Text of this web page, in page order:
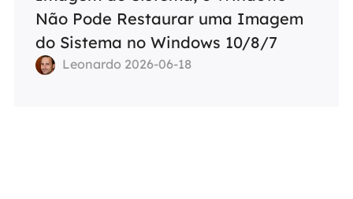
Não Pode Restaurar uma Imagem
do Sistema no Windows 10/8/7
Leonardo 2026-06-18